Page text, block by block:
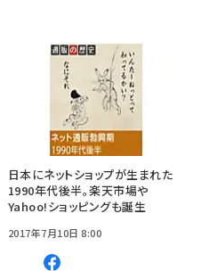
日本にネットショップが生まれた
1990年代後半。楽天市場や
Yahoo!ショッピングも誕生
2017年7月10日 8:00